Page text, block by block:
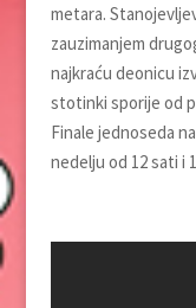
metara.
zauzimanjem
najkraću deonicu
stotinki sporije od
Finale jednoseda
nedelju od 12 sati i